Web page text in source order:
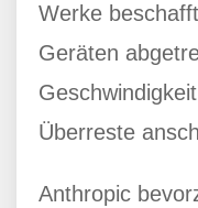
Werke
Geräten
Überreste
Anthropic